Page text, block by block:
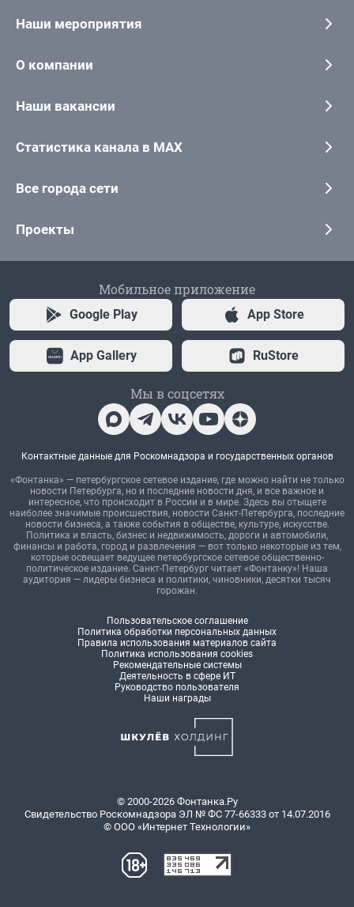
Наши мероприятия
О компании
Наши вакансии
Статистика канала в MAX
Все города сети
Проекты
Мобильное приложение
Google Play App Store
App Gallery RuStore
Мы в соцсетях
Контактные данные для Роскомнадзора и государственных органов
«Фонтанка» — петербургское сетевое издание, где можно найти не только
новости Петербурга, но и последние новости дня, и все важное и
интересное, что происходит в России и в мире. Здесь вы отыщете
наиболее значимые происшествия, новости Санкт-Петербурга, последние
новости бизнеса, а также события в обществе, культуре, искусстве.
Политика и власть, бизнес и недвижимость, дороги и автомобили,
финансы и работа, город и развлечения — вот только некоторые из тем,
которые освещает ведущее петербургское сетевое общественно-
политическое издание. Санкт-Петербург читает «Фонтанку»! Наша
аудитория — лидеры бизнеса и политики, чиновники, десятки тысяч
горожан.
Пользовательское соглашение
Политика обработки персональных данных
Правила использования материалов сайта
Политика использования cookies
Рекомендательные системы
Деятельность в сфере ИТ
Руководство пользователя
Наши награды
© 2000-2026 Фонтанка.Ру
Свидетельство Роскомнадзора ЭЛ № ФС 77-66333 от 14.07.2016
© ООО «Интернет Технологии»